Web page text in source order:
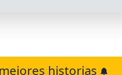
historias